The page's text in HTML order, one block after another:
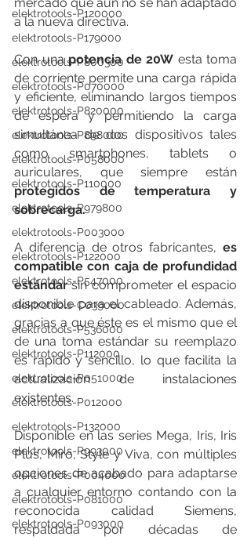
elektrotools-P120000
elektrotools-P179000
elektrotools-P800300
elektrotools-P070000
elektrotools-P820000
elektrotools-P898000
elektrotools-P058000
elektrotools-P110000
elektrotools-P979800
elektrotools-P003000
elektrotools-P122000
elektrotools-P547000
elektrotools-C039000
elektrotools-P536000
elektrotools-P112000
elektrotools-P051000
elektrotools-P012000
elektrotools-P132000
elektrotools-P993000
elektrotools-P004000
elektrotools-P081000
elektrotools-P093000
mercado que aún no se han adaptado
a la nueva directiva.
Con una potencia de 20W esta toma
de corriente permite una carga rápida
y eficiente, eliminando largos tiempos
de espera y permitiendo la carga
simultánea de dos dispositivos tales
como smartphones, tablets o
protegidos de temperatura y
sobrecarga.
A diferencia de otros fabricantes, es
compatible con caja de profundidad
estándar sin comprometer el espacio
disponible para el cableado. Además,
gracias a que éste es el mismo que el
de una toma estándar su reemplazo
es rápido y sencillo, lo que facilita la
actualización de instalaciones
existentes.
Disponible en las series Mega, Iris, Iris
Plus, Miro, Style y Viva, con múltiples
opciones de acabado para adaptarse
a cualquier entorno contando con la
reconocida calidad Siemens,
respaldada por décadas de